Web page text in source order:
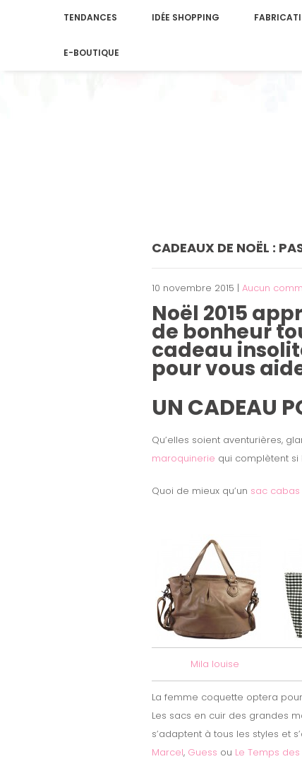
TENDANCES IDÉE SHOPPING
E-BOUTIQUE
CADEAUX DE NOËL :
10 novembre 2015 | Aucun
Noël 2015
de bonheur
cadeau
pour vous
UN CADEAU
Qu’elles soient aventurières,
maroquinerie qui complètent
Quoi de mieux qu’un sac cabas
Mila louise
La femme coquette optera
Les sacs en cuir des grandes
s’adaptent à tous les styles et
Marcel, Guess ou Le Temps